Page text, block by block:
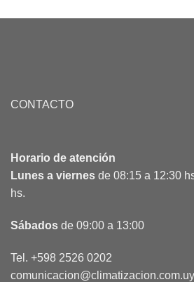
CONTACTO
Horario de atención
Lunes a viernes de 08:15 a 12:30
hs.
Sábados de 09:00 a 13:00
Tel. +598 2526 0202
comunicacion@climatizacion.com.uy